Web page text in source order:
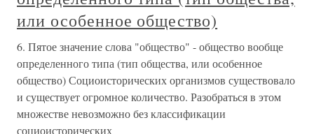
или особенное общество)
6. Пятое значение слова "общество" - общество вообще
определенного типа (тип общества, или особенное
общество) Социоисторических организмов существовало
и существует огромное количество. Разобраться в этом
множестве невозможно без классификации
социоисторических